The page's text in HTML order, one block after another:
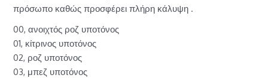
πρόσωπο καθώς προσφέρει πλήρη κάλυψη .
00, ανοιχτός ροζ υποτόνος
01, κίτρινος υποτόνος
02, ροζ υποτόνος
03, μπεζ υποτόνος